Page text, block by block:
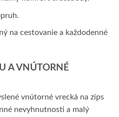
na cestovanie a každodenné
A VNÚTORNÉ
vnútorné vrecká na zips
nevyhnutnosti a malý